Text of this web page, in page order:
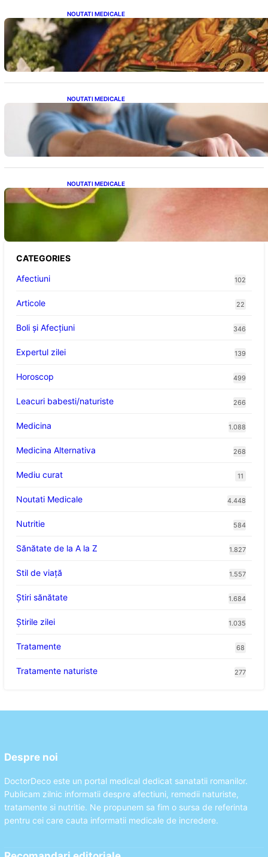
NOUTATI MEDICALE
Postul Adormirii Maicii Domnului: Tradiții,
Superstiții și Implicații Spiritualitate în 2026
NOUTATI MEDICALE
Îmbunătățirea sănătății cardiovasculare:
Patru exerciții simple pentru reducerea
tensiunii arteriale la domiciliu
NOUTATI MEDICALE
Cum bacteriile pielii influențează atracția
țânțarilor: O nouă viziune asupra alegerii
CATEGORIES
Afectiuni
102
Articole 22
Boli și Afecțiuni 346
Expertul zilei 139
Horoscop 499
Leacuri babesti/naturiste 266
Medicina 1.088
Medicina Alternativa 268
Mediu curat 11
Noutati Medicale 4.448
Nutritie 584
Sănătate de la A la Z 1.827
Stil de viaţă 1.557
Ştiri sănătate 1.684
Știrile zilei 1.035
Tratamente 68
Tratamente naturiste 277
Despre noi
DoctorDeco este un portal medical dedicat sanatatii romanilor.
Publicam zilnic informatii despre afectiuni, remedii naturiste,
tratamente si nutritie. Ne propunem sa fim o sursa de referinta
pentru cei care cauta informatii medicale de incredere.